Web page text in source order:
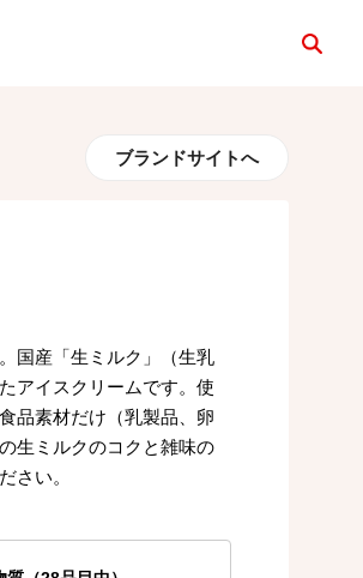
ブランドサイトへ
国産「生ミルク」（生乳
アイスクリームです。使
品素材だけ（乳製品、卵
生ミルクのコクと雑味の
さい。